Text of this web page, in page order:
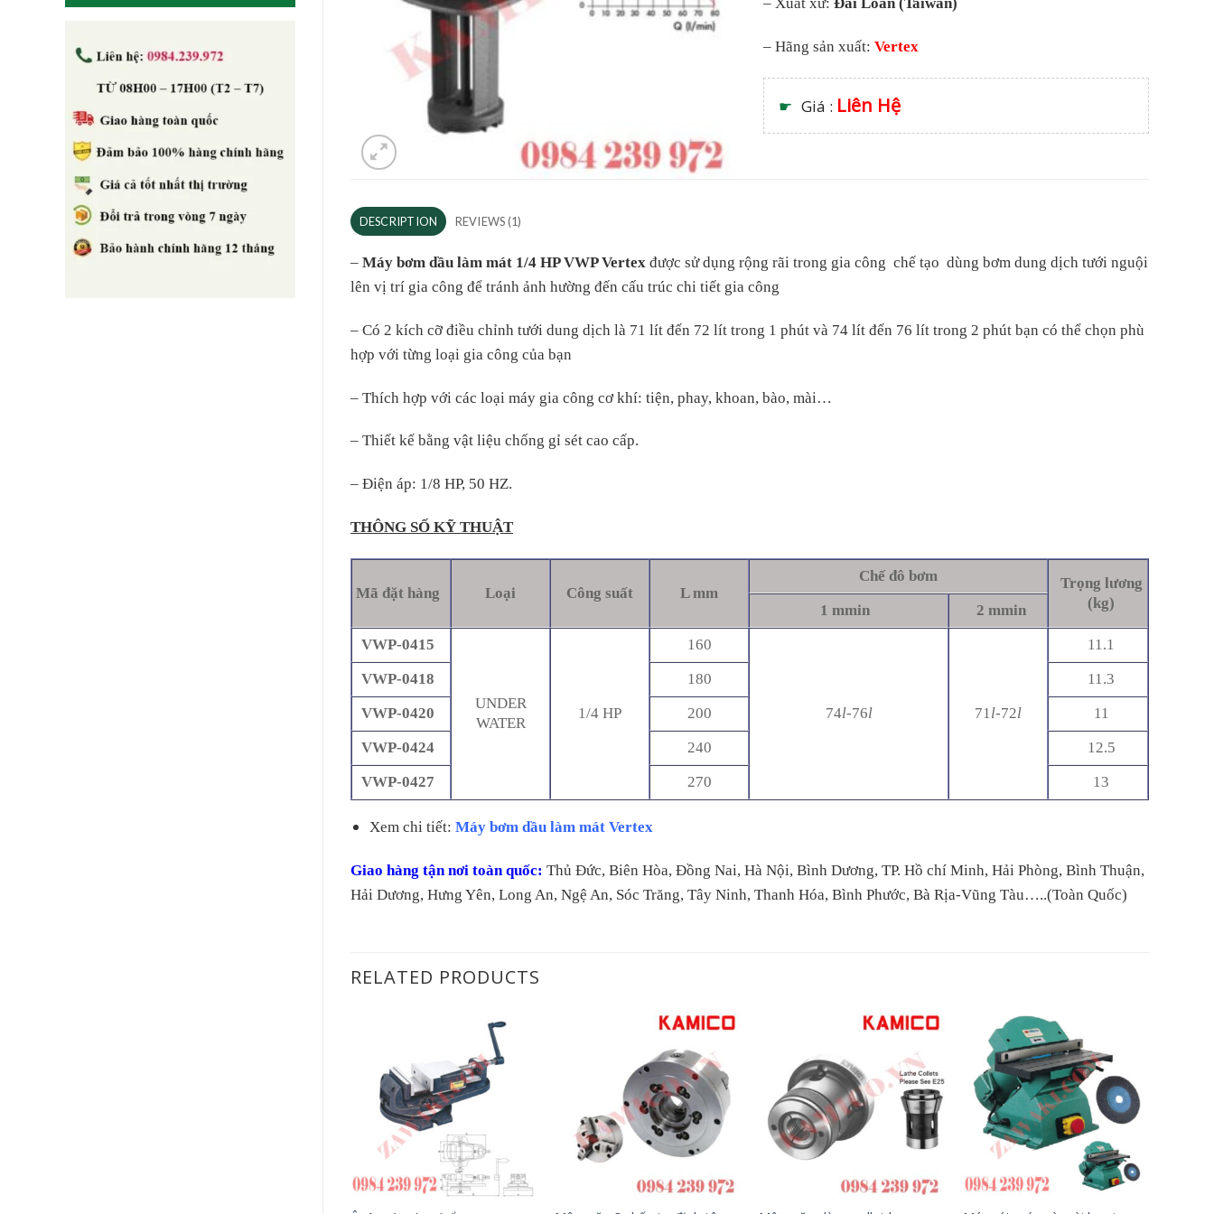
– Xuất xứ: Đài Loan (Taiwan)
– Hãng sản xuất: Vertex
☛ Giá : Liên Hệ
DESCRIPTION REVIEWS (1)
– Máy bơm dầu làm mát 1/4 HP VWP Vertex được sử dụng rộng rãi trong gia công chế tạo dùng bơm dung dịch tưới nguội
lên vị trí gia công để tránh ảnh hường đến cấu trúc chi tiết gia công
– Có 2 kích cỡ điều chỉnh tưới dung dịch là 71 lít đến 72 lít trong 1 phút và 74 lít đến 76 lít trong 2 phút bạn có thể chọn phù
hợp với từng loại gia công của bạn
– Thích hợp với các loại máy gia công cơ khí: tiện, phay, khoan, bào, mài…
– Thiết kế bằng vật liệu chống gỉ sét cao cấp.
– Điện áp: 1/8 HP, 50 HZ.
THÔNG SỐ KỸ THUẬT
Mã đặt hàng Loại Công suất L mm
Chế đô bơm
Trọng lương
(kg)
1 mmin
2 mmin
VWP-0415
UNDER
WATER
1/4 HP
160
74l-76l 71 l-72l
11.1
VWP-0418
180
11.3
VWP-0420
200
11
VWP-0424
240
12.5
VWP-0427
270 13
Xem chi tiết: Máy bơm dầu làm mát Vertex
Giao hàng tận nơi toàn quốc: Thủ Đức, Biên Hòa, Đồng Nai, Hà Nội, Bình Dương, TP. Hồ chí Minh, Hải Phòng, Bình Thuận,
Hải Dương, Hưng Yên, Long An, Ngệ An, Sóc Trăng, Tây Ninh, Thanh Hóa, Bình Phước, Bà Rịa-Vũng Tàu…..(Toàn Quốc)
RELATED PRODUCTS
+ +